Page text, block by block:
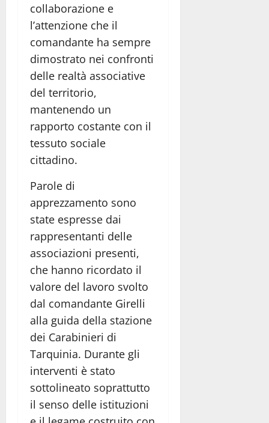
collaborazione e
l’attenzione che il
comandante ha sempre
dimostrato nei confronti
delle realtà associative
del territorio,
mantenendo un
rapporto costante con il
tessuto sociale
cittadino.
Parole di
apprezzamento sono
state espresse dai
rappresentanti delle
associazioni presenti,
che hanno ricordato il
valore del lavoro svolto
dal comandante Girelli
alla guida della stazione
dei Carabinieri di
Tarquinia. Durante gli
interventi è stato
sottolineato soprattutto
il senso delle istituzioni